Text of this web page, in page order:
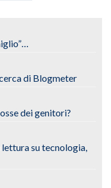
di Blogmeter
dei genitori?
lettura su tecnologia,